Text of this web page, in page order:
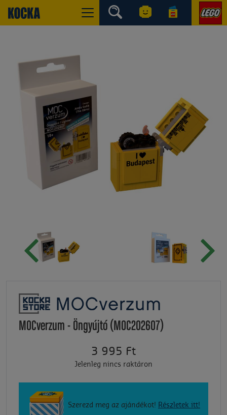
MOCverzum - Öngyújtó (MOC202607)
3 995 Ft
Jelenleg nincs raktáron
Szerezd meg az ajándékot! Részletek itt!